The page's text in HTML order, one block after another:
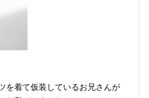
を着て仮装しているお兄さんが